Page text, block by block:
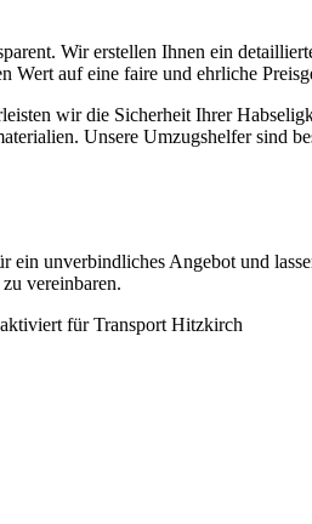
Wir erstellen Ihnen ein
Wert auf eine faire und ehrliche
wir die Sicherheit Ihrer
Unsere Umzugshelfer sind
unverbindliches Angebot und
vereinbaren.
für Transport Hitzkirch